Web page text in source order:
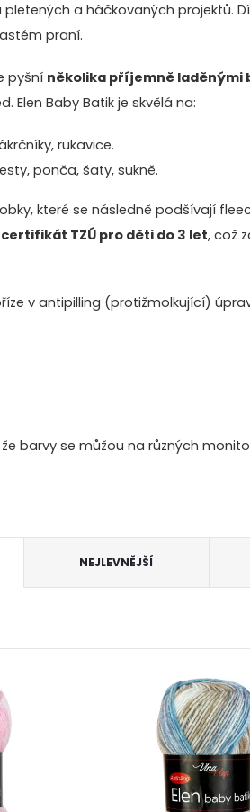
pletených a háčkovaných projektů.
praní.
pyšní několika příjemně laděnými
Elen Baby Batik je skvělá na:
rukavice.
ponča, šaty, sukně.
které se následně podšívají
certifikát TZÚ pro děti do 3 let, což
v antipilling (protižmolkující)
barvy se můžou na různých
NEJLEVNĚJŠÍ